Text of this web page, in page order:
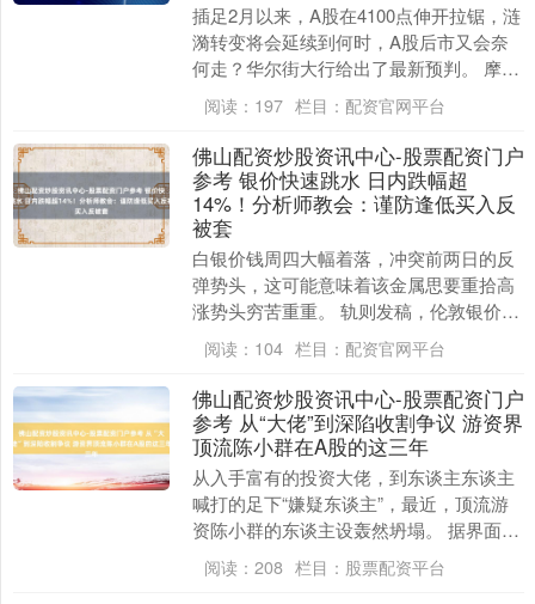
插足2月以来，A股在4100点伸开拉锯，涟
漪转变将会延续到何时，A股后市又会奈
何走？华尔街大行给出了最新预判。 摩根
士丹利在近期暴露的研报中称，外资流入
权臣加快....
阅读： 197 栏目： 配资官网平台
佛山配资炒股资讯中心-股票配资门户
参考 银价快速跳水 日内跌幅超
14%！分析师教会：谨防逢低买入反
被套
白银价钱周四大幅着落，冲突前两日的反
弹势头，这可能意味着该金属思要重拾高
涨势头穷苦重重。 轨则发稿，伦敦银价跌
幅朝上14%，从高点90好意思元/盎司着落
至77好....
阅读： 104 栏目： 配资官网平台
佛山配资炒股资讯中心-股票配资门户
参考 从“大佬”到深陷收割争议 游资界
顶流陈小群在A股的这三年
从入手富有的投资大佬，到东谈主东谈主
喊打的足下“嫌疑东谈主”，最近，顶流游
资陈小群的东谈主设轰然坍塌。 据界面新
闻了解，收集上酌量陈小群通过“互联网战
法”收割散....
阅读： 208 栏目： 股票配资平台